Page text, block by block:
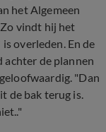
het Algemeen
vindt hij het
overleden. En de
achter de plannen
"Dan
de bak terug is.